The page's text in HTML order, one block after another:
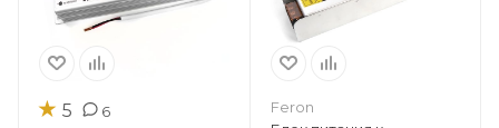
★ 5 6
Feron